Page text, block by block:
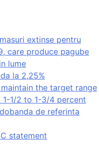
extinse pentru
care produce pagube
lume
la 2,25%
the target range
1/2 to 1-3/4 percent
de referinta
statement